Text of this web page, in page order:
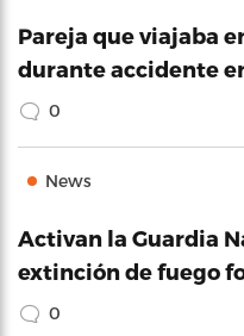
Pareja que viajaba
durante accidente
0
News
Activan la Guardia
extinción de fuego
0